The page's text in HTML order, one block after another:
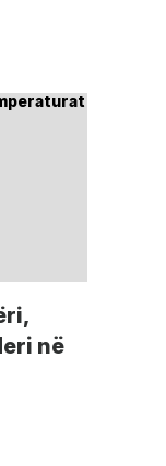
në